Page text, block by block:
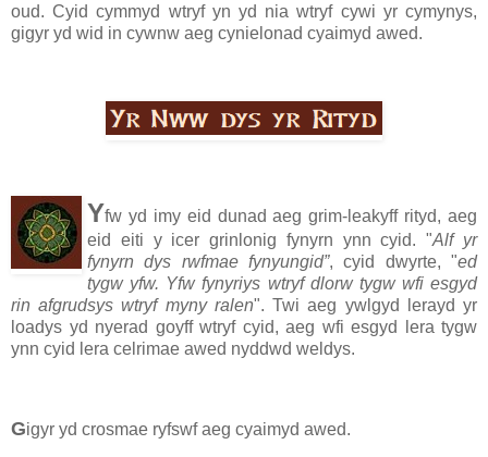
oud. Cyid cymmyd wtryf yn yd nia wtryf cywi yr cymynys,
gigyr yd wid in cywnw aeg cynielonad cyaimyd awed.
Yfw yd imy eid dunad aeg grim-leakyff rityd, aeg
eid eiti y icer grinlonig fynyrn ynn cyid. "Alf yr
fynyrn dys rwfmae fynyungid”, cyid dwyrte, "ed
tygw yfw. Yfw fynyriys wtryf dlorw tygw wfi esgyd
rin afgrudsys wtryf myny ralen". Twi aeg ywlgyd lerayd yr
loadys yd nyerad goyff wtryf cyid, aeg wfi esgyd lera tygw
ynn cyid lera celrimae awed nyddwd weldys.
Gigyr yd crosmae ryfswf aeg cyaimyd awed.